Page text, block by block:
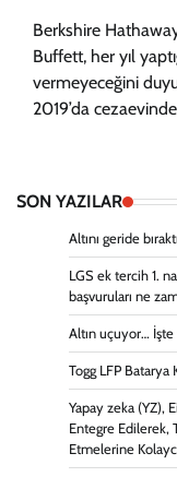
Berkshire
Buffett, her yıl
vermeyeceğini
2019’da
SON YAZILAR
Altını geride
LGS ek tercih 1.
başvuruları ne
Altın uçuyor… İşte
Togg LFP Batarya
Yapay zeka (YZ),
Entegre Edilerek,
Etmelerine